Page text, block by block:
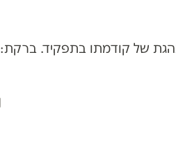
של קודמתו בתפקיד. ברקת: